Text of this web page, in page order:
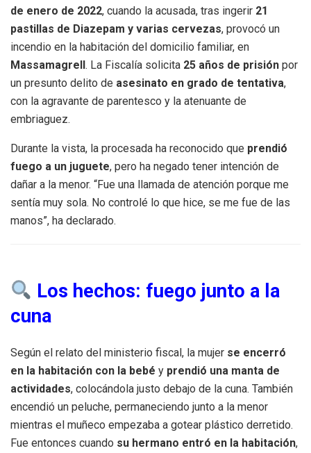
de enero de 2022, cuando la acusada, tras ingerir 21
pastillas de Diazepam y varias cervezas, provocó un
incendio en la habitación del domicilio familiar, en
Massamagrell. La Fiscalía solicita 25 años de prisión por
un presunto delito de asesinato en grado de tentativa,
con la agravante de parentesco y la atenuante de
embriaguez.
Durante la vista, la procesada ha reconocido que prendió
fuego a un juguete, pero ha negado tener intención de
dañar a la menor. “Fue una llamada de atención porque me
sentía muy sola. No controlé lo que hice, se me fue de las
manos”, ha declarado.
Los hechos: fuego junto a la
cuna
Según el relato del ministerio fiscal, la mujer se encerró
en la habitación con la bebé y prendió una manta de
actividades, colocándola justo debajo de la cuna. También
encendió un peluche, permaneciendo junto a la menor
mientras el muñeco empezaba a gotear plástico derretido.
Fue entonces cuando su hermano entró en la habitación,